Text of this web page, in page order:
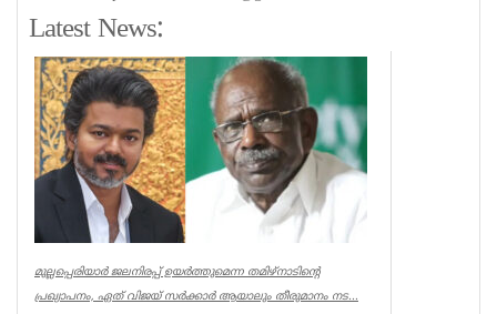
Latest News:
മുല്ലപ്പെരിയാർ ജലനിരപ്പ് ഉയർത്തുമെന്ന തമിഴ്നാടിന്റെ
പ്രഖ്യാപനം, ഏത് വിജയ് സർക്കാർ ആയാലും തീരുമാനം നട...